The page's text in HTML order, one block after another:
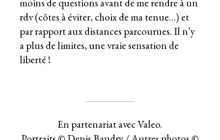
moins de questions avant de me rendre à un
rdv (côtes à éviter, choix de ma tenue…) et
par rapport aux distances parcourues. Il n’y
a plus de limites, une vraie sensation de
liberté !
En partenariat avec Valeo.